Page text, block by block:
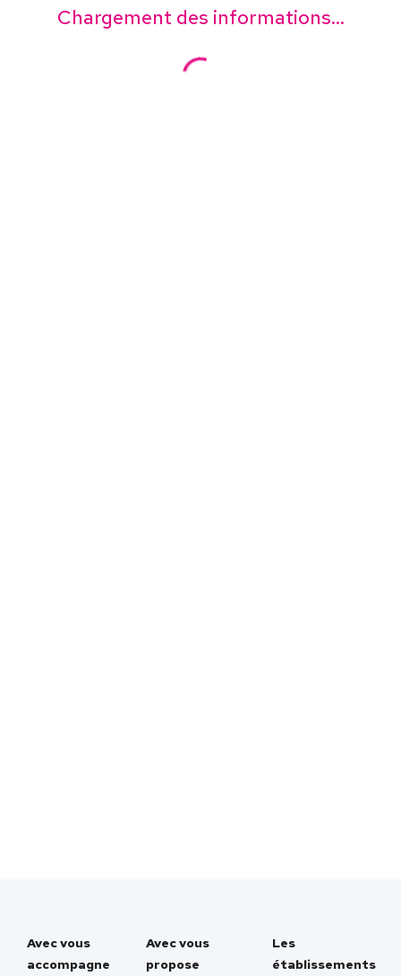
Chargement des informations...
Avec vous
accompagne
Avec vous
propose
Les
établissements